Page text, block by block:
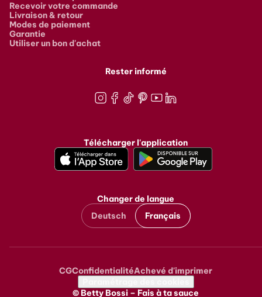
Recevoir votre commande
Livraison & retour
Modes de paiement
Garantie
Utiliser un bon d'achat
Rester informé
Télécharger l'application
Changer de langue
Deutsch
Français
Metanavigation
CGConfidentialitéAchevé d'imprimer
© Betty Bossi – Fais à ta sauce